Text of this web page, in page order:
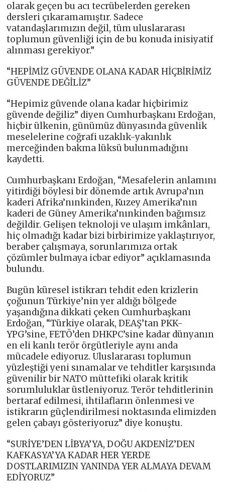
olarak geçen bu acı tecrübelerden gereken
dersleri çıkaramamıştır. Sadece
vatandaşlarımızın değil, tüm uluslararası
toplumun güvenliği için de bu konuda inisiyatif
alınması gerekiyor.”
“HEPİMİZ GÜVENDE OLANA KADAR HİÇBİRİMİZ
GÜVENDE DEĞİLİZ”
“Hepimiz güvende olana kadar hiçbirimiz
güvende değiliz” diyen Cumhurbaşkanı Erdoğan,
hiçbir ülkenin, günümüz dünyasında güvenlik
meselelerine coğrafi uzaklık-yakınlık
merceğinden bakma lüksü bulunmadığını
kaydetti.
Cumhurbaşkanı Erdoğan, “Mesafelerin anlamını
yitirdiği böylesi bir dönemde artık Avrupa’nın
kaderi Afrika’nınkinden, Kuzey Amerika’nın
kaderi de Güney Amerika’nınkinden bağımsız
değildir. Gelişen teknoloji ve ulaşım imkânları,
hiç olmadığı kadar bizi birbirimize yaklaştırıyor,
beraber çalışmaya, sorunlarımıza ortak
çözümler bulmaya icbar ediyor” açıklamasında
bulundu.
Bugün küresel istikrarı tehdit eden krizlerin
çoğunun Türkiye’nin yer aldığı bölgede
yaşandığına dikkati çeken Cumhurbaşkanı
Erdoğan, “Türkiye olarak, DEAŞ’tan PKK-
YPG’sine, FETÖ’den DHKPC’sine kadar dünyanın
en eli kanlı terör örgütleriyle aynı anda
mücadele ediyoruz. Uluslararası toplumun
yüzleştiği yeni sınamalar ve tehditler karşısında
güvenilir bir NATO müttefiki olarak kritik
sorumluluklar üstleniyoruz. Terör tehditlerinin
bertaraf edilmesi, ihtilafların önlenmesi ve
istikrarın güçlendirilmesi noktasında elimizden
gelen çabayı gösteriyoruz” diye konuştu.
“SURİYE’DEN LİBYA’YA, DOĞU AKDENİZ’DEN
KAFKASYA’YA KADAR HER YERDE
DOSTLARIMIZIN YANINDA YER ALMAYA DEVAM
EDİYORUZ”